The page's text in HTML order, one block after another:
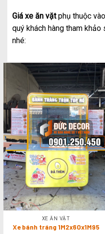
Giá xe ăn vặtphụ thuộc
quý khách hàng tham
nhé:
XE ĂN VẶT
Xe bánh tráng 1M2x60x1M95